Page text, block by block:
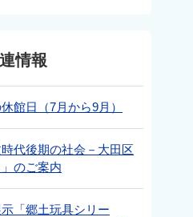
情報
館日（7月から9月）
代後期の社会－大田区
のご案内
「郷土玩具シリー